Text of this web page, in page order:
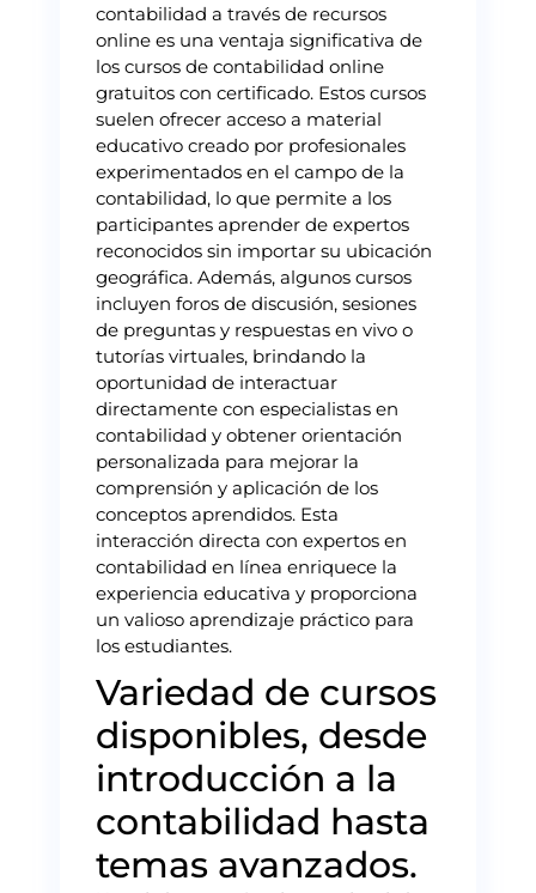
contabilidad a través de recursos
online es una ventaja significativa de
los cursos de contabilidad online
gratuitos con certificado. Estos cursos
suelen ofrecer acceso a material
educativo creado por profesionales
experimentados en el campo de la
contabilidad, lo que permite a los
participantes aprender de expertos
reconocidos sin importar su ubicación
geográfica. Además, algunos cursos
incluyen foros de discusión, sesiones
de preguntas y respuestas en vivo o
tutorías virtuales, brindando la
oportunidad de interactuar
directamente con especialistas en
contabilidad y obtener orientación
personalizada para mejorar la
comprensión y aplicación de los
conceptos aprendidos. Esta
interacción directa con expertos en
contabilidad en línea enriquece la
experiencia educativa y proporciona
un valioso aprendizaje práctico para
los estudiantes.
Variedad de cursos
disponibles, desde
introducción a la
contabilidad hasta
temas avanzados.